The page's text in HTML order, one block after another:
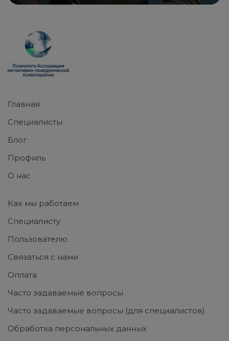
Главная
Специалисты
Блог
Профиль
О нас
Как мы работаем
Специалисту
Пользователю
Связаться с нами
Оплата
Часто задаваемые вопросы
Часто задаваемые вопросы (для специалистов)
Обработка персональных данных